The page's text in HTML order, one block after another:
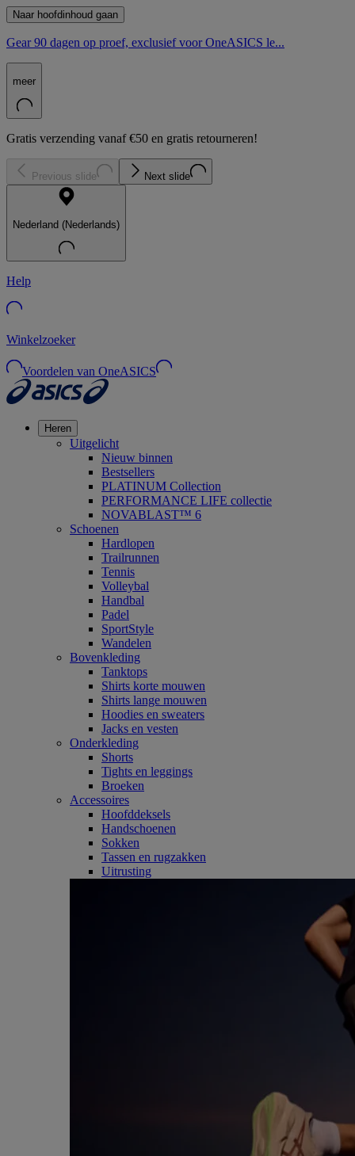
Naar hoofdinhoud gaan
Gear 90 dagen op proef, exclusief voor OneASICS le...
meer
Gratis verzending vanaf €50 en gratis retourneren!
Previous slide Next slide
Nederland (Nederlands)
Help
Winkelzoeker
Voordelen van OneASICS
Heren
Uitgelicht
Nieuw binnen
Bestsellers
PLATINUM Collection
PERFORMANCE LIFE collectie
NOVABLAST™ 6
Schoenen
Hardlopen
Trailrunnen
Tennis
Volleybal
Handbal
Padel
SportStyle
Wandelen
Bovenkleding
Tanktops
Shirts korte mouwen
Shirts lange mouwen
Hoodies en sweaters
Jacks en vesten
Onderkleding
Shorts
Tights en leggings
Broeken
Accessoires
Hoofddeksels
Handschoenen
Sokken
Tassen en rugzakken
Uitrusting